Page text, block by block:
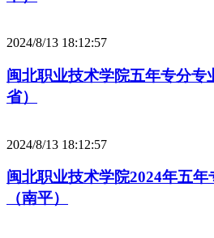
2024/8/13 18:12:57
闽北职业技术学院五年专分专
省）
2024/8/13 18:12:57
闽北职业技术学院2024年五年
（南平）